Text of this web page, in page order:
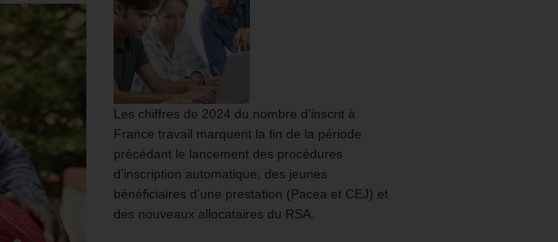
Les chiffres de 2024 du nombre d’inscrit à
France travail marquent la fin de la période
précédant le lancement des procédures
d’inscription automatique, des jeunes
bénéficiaires d’une prestation (Pacea et CEJ) et
des nouveaux allocataires du RSA.